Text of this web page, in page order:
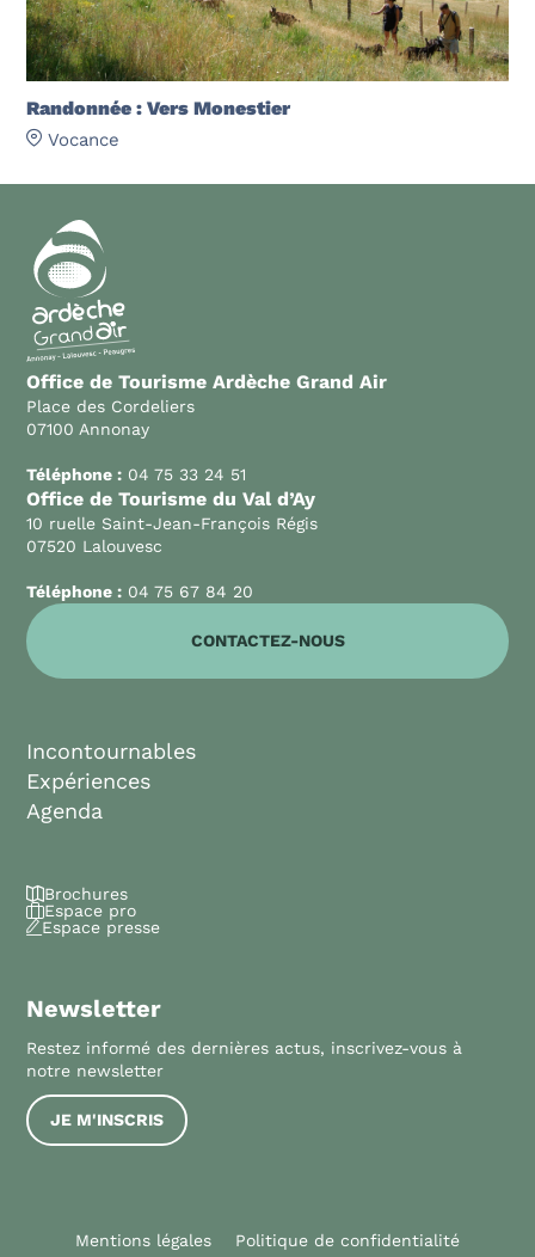
Randonnée : Vers Monestier
Vocance
Office de Tourisme Ardèche Grand Air
Place des Cordeliers
07100 Annonay
Téléphone : 04 75 33 24 51
Office de Tourisme du Val d’Ay
10 ruelle Saint-Jean-François Régis
07520 Lalouvesc
Téléphone : 04 75 67 84 20
CONTACTEZ-NOUS
Incontournables
Expériences
Agenda
Brochures
Espace pro
Espace presse
Newsletter
Restez informé des dernières actus, inscrivez-vous à
notre newsletter
JE M'INSCRIS
Mentions légales Politique de confidentialité